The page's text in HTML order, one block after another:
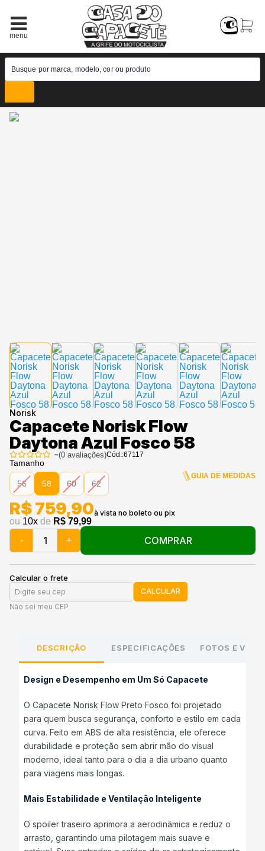
Norisk
Capacete Norisk Flow
Daytona Azul Fosco 58
–(0avaliações)Cód.:67117
Tamanho
56 58 60 62
GUIA DE MEDIDAS
ou 10x de R$ 79,99
R$ 759,90
- + COMPRAR
Calcular o frete
CALCULAR
Não sei meu CEP
DESCRIÇÃO ESPECIFICAÇÕES FOTOS E
Design e Desempenho em Um Só Capacete
O Capacete Norisk Flow Preto Fosco foi projetado
para quem busca segurança, conforto e estilo em cada
curva. Feito em ABS de alta resistência, ele oferece
durabilidade e proteção sem abrir mão do visual
moderno, ideal tanto para o dia a dia urbano quanto
para viagens mais longas.
Mais Estabilidade e Ventilação Inteligente
O spoiler traseiro aprimora a aerodinâmica e reduz o
arrasto, garantindo uma pilotagem mais suave e